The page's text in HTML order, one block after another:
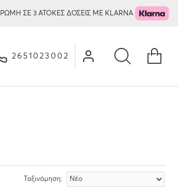
ΣΕ 3 ΑΤΟΚΕΣ ΔΟΣΕΙΣ ΜΕ KLARNA
2651023002
Ταξινόμηση: